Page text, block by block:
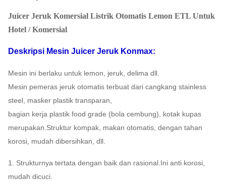
Juicer Jeruk Komersial Listrik Otomatis Lemon ETL Untuk
Hotel / Komersial
Deskripsi Mesin Juicer Jeruk Konmax:
Mesin ini berlaku untuk lemon, jeruk, delima dll.
Mesin pemeras jeruk otomatis terbuat dari cangkang stainless
steel, masker plastik transparan,
bagian kerja plastik food grade (bola cembung), kotak kupas
merupakan.Struktur kompak, makan otomatis, dengan tahan
korosi, mudah dibersihkan, dll.
1. Strukturnya tertata dengan baik dan rasional.Ini anti korosi,
mudah dicuci.